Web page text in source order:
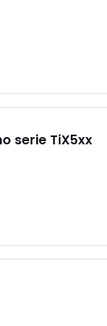
serie TiX5xx